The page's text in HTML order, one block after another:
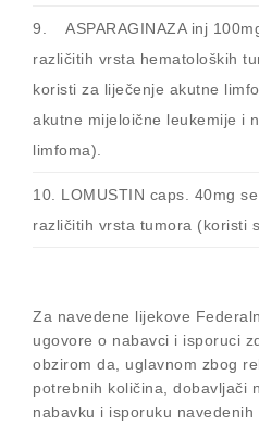
9. ASPARAGINAZA inj
različitih vrsta hematoloških
koristi za liječenje akutne
akutne mijeloične leukemije i
limfoma).
10. LOMUSTIN caps. 40mg
različitih vrsta tumora (koristi
Za navedene lijekove
ugovore o nabavci i isporuci
obzirom da, uglavnom zbog
potrebnih količina, dobavljači
nabavku i isporuku